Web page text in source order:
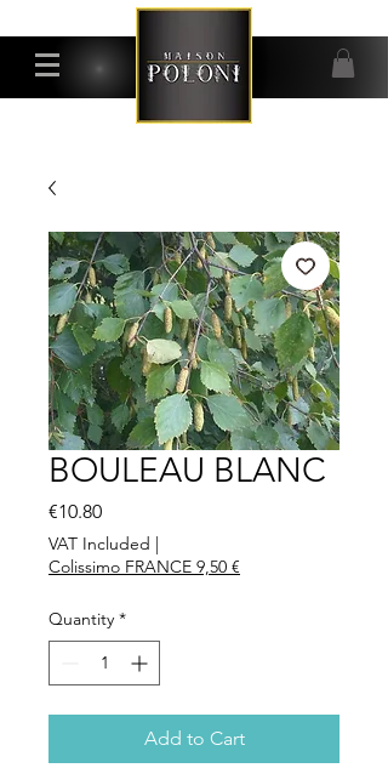
BOULEAU BLANC
€10.80Price
VAT Included |
Colissimo FRANCE 9,50 €
Quantity *
Add to Cart